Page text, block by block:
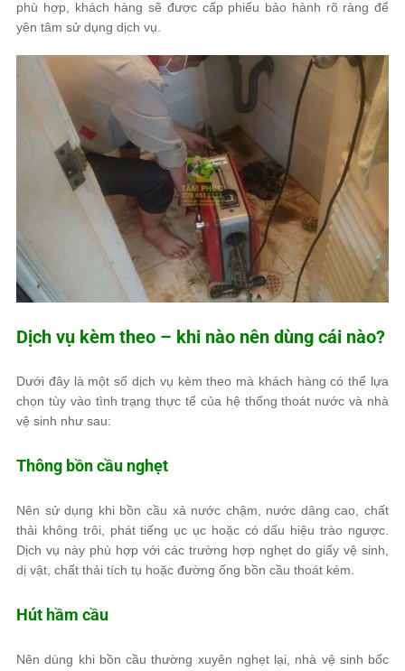
phù hợp, khách hàng sẽ được cấp phiếu bảo hành rõ ràng để
yên tâm sử dụng dịch vụ.
Dịch vụ kèm theo – khi nào nên dùng cái nào?
Dưới đây là một số dịch vụ kèm theo mà khách hàng có thể lựa
chọn tùy vào tình trạng thực tế của hệ thống thoát nước và nhà
vệ sinh như sau:
Thông bồn cầu nghẹt
Nên sử dụng khi bồn cầu xả nước chậm, nước dâng cao, chất
thải không trôi, phát tiếng ục ục hoặc có dấu hiệu trào ngược.
Dịch vụ này phù hợp với các trường hợp nghẹt do giấy vệ sinh,
dị vật, chất thải tích tụ hoặc đường ống bồn cầu thoát kém.
Hút hầm cầu
Nên dùng khi bồn cầu thường xuyên nghẹt lại, nhà vệ sinh bốc